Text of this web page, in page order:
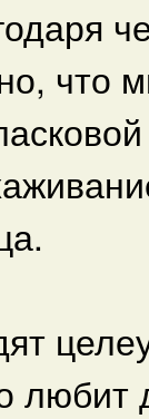
что
любит